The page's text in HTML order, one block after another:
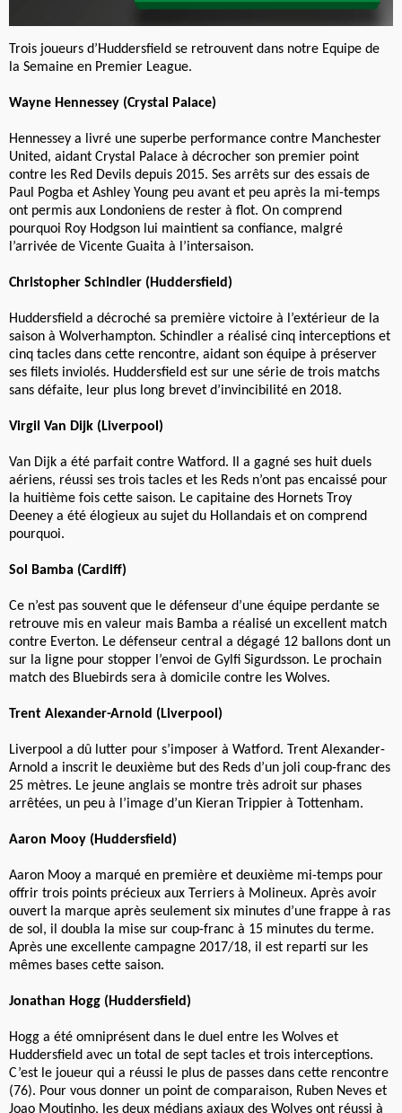
Trois joueurs d’Huddersfield se retrouvent dans notre Equipe de
la Semaine en Premier League.
Wayne Hennessey (Crystal Palace)
Hennessey a livré une superbe performance contre Manchester
United, aidant Crystal Palace à décrocher son premier point
contre les Red Devils depuis 2015. Ses arrêts sur des essais de
Paul Pogba et Ashley Young peu avant et peu après la mi-temps
ont permis aux Londoniens de rester à flot. On comprend
pourquoi Roy Hodgson lui maintient sa confiance, malgré
l’arrivée de Vicente Guaita à l’intersaison.
Christopher Schindler (Huddersfield)
Huddersfield a décroché sa première victoire à l’extérieur de la
saison à Wolverhampton. Schindler a réalisé cinq interceptions et
cinq tacles dans cette rencontre, aidant son équipe à préserver
ses filets inviolés. Huddersfield est sur une série de trois matchs
sans défaite, leur plus long brevet d’invincibilité en 2018.
Virgil Van Dijk (Liverpool)
Van Dijk a été parfait contre Watford. Il a gagné ses huit duels
aériens, réussi ses trois tacles et les Reds n’ont pas encaissé pour
la huitième fois cette saison. Le capitaine des Hornets Troy
Deeney a été élogieux au sujet du Hollandais et on comprend
pourquoi.
Sol Bamba (Cardiff)
Ce n’est pas souvent que le défenseur d’une équipe perdante se
retrouve mis en valeur mais Bamba a réalisé un excellent match
contre Everton. Le défenseur central a dégagé 12 ballons dont un
sur la ligne pour stopper l’envoi de Gylfi Sigurdsson. Le prochain
match des Bluebirds sera à domicile contre les Wolves.
Trent Alexander-Arnold (Liverpool)
Liverpool a dû lutter pour s’imposer à Watford. Trent Alexander-
Arnold a inscrit le deuxième but des Reds d’un joli coup-franc des
25 mètres. Le jeune anglais se montre très adroit sur phases
arrêtées, un peu à l’image d’un Kieran Trippier à Tottenham.
Aaron Mooy (Huddersfield)
Aaron Mooy a marqué en première et deuxième mi-temps pour
offrir trois points précieux aux Terriers à Molineux. Après avoir
ouvert la marque après seulement six minutes d’une frappe à ras
de sol, il doubla la mise sur coup-franc à 15 minutes du terme.
Après une excellente campagne 2017/18, il est reparti sur les
mêmes bases cette saison.
Jonathan Hogg (Huddersfield)
Hogg a été omniprésent dans le duel entre les Wolves et
Huddersfield avec un total de sept tacles et trois interceptions.
C’est le joueur qui a réussi le plus de passes dans cette rencontre
(76). Pour vous donner un point de comparaison, Ruben Neves et
Joao Moutinho, les deux médians axiaux des Wolves ont réussi à